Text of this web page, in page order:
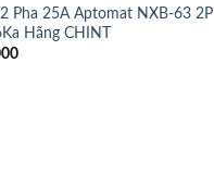
Pha 25A Aptomat NXB-63 2P
Hãng CHINT